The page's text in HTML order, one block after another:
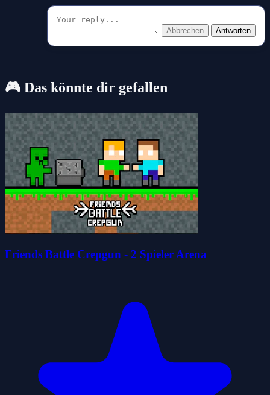
Abbrechen Antworten
🎮 Das könnte dir gefallen
Friends Battle Crepgun - 2 Spieler Arena